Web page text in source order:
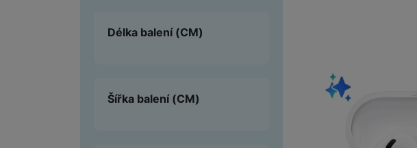
Délka balení (CM)
Šířka balení (CM)